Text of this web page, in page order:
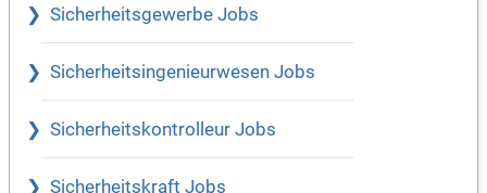
Sicherheitsgewerbe Jobs
Sicherheitsingenieurwesen Jobs
Sicherheitskontrolleur Jobs
Sicherheitskraft Jobs